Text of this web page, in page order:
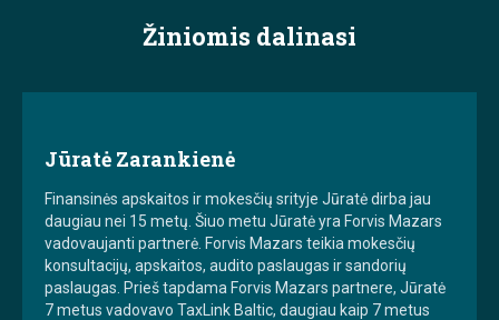
Žiniomis dalinasi
Jūratė Zarankienė
Finansinės apskaitos ir mokesčių srityje Jūratė dirba jau
daugiau nei 15 metų. Šiuo metu Jūratė yra Forvis Mazars
vadovaujanti partnerė. Forvis Mazars teikia mokesčių
konsultacijų, apskaitos, audito paslaugas ir sandorių
paslaugas. Prieš tapdama Forvis Mazars partnere, Jūratė
7 metus vadovavo TaxLink Baltic, daugiau kaip 7 metus